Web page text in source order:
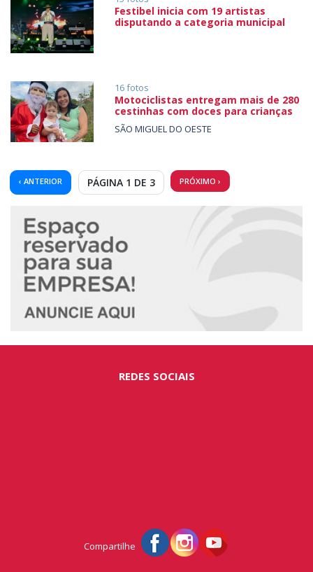
Festibel inicia com 19 artistas
disputando a categoria municipal
16 fotos
Motociclistas entregam mais de 280
cestinhas com doces para crianças
SÃO MIGUEL DO OESTE
‹ ANTERIOR PÁGINA 1 DE 3 PRÓXIMO ›
REDES SOCIAIS
Compartilhe